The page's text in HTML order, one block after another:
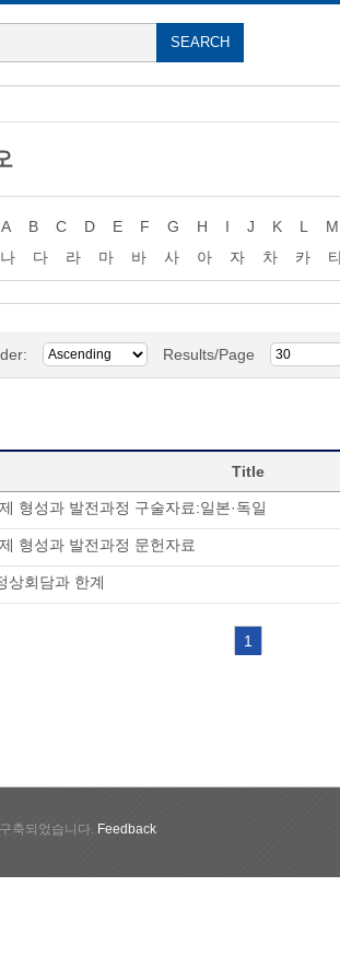
A B C D E F G H I J K L M
나 다 라 마 바 사 아 자 차 카
Results/Page
Title
형성과 발전과정 구술자료:일본·독일
형성과 발전과정 문헌자료
상회담과 한계
1
축되었습니다. Feedback